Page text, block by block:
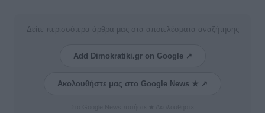
Δείτε περισσότερα άρθρα μας στα αποτελέσματα αναζήτησης
Add Dimokratiki.gr on Google ↗
Ακολουθήστε μας στο Google News ★ ↗